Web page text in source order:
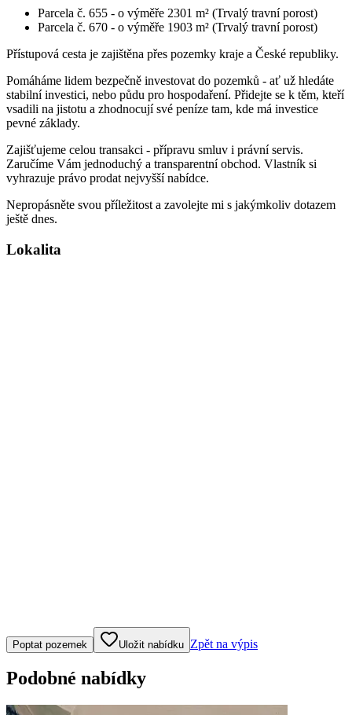
Parcela č. 655 - o výměře 2301 m² (Trvalý travní porost)
Parcela č. 670 - o výměře 1903 m² (Trvalý travní porost)
Přístupová cesta je zajištěna přes pozemky kraje a České republiky.
Pomáháme lidem bezpečně investovat do pozemků - ať už hledáte
stabilní investici, nebo půdu pro hospodaření. Přidejte se k těm, kteří
vsadili na jistotu a zhodnocují své peníze tam, kde má investice
pevné základy.
Zajišťujeme celou transakci - přípravu smluv i právní servis.
Zaručíme Vám jednoduchý a transparentní obchod. Vlastník si
vyhrazuje právo prodat nejvyšší nabídce.
Nepropásněte svou příležitost a zavolejte mi s jakýmkoliv dotazem
ještě dnes.
Lokalita
Klepněte nebo klikněte pro ovládání mapy
Poptat pozemek Uložit nabídku Zpět na výpis
Podobné nabídky